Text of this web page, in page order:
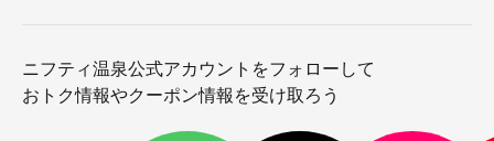
ニフティ温泉公式アカウントをフォローして
おトク情報やクーポン情報を受け取ろう